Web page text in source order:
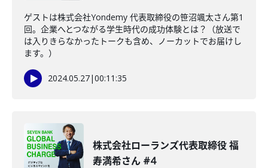
ゲストは株式会社Yondemy 代表取締役の笹沼颯太さん第1
回。企業へとつながる学生時代の成功体験とは？（放送で
は入りきらなかったトークも含め、ノーカットでお届けし
ます。）
2024.05.27|00:11:35
株式会社ローランズ代表取締役 福
寿満希さん #4